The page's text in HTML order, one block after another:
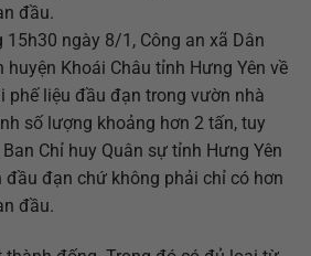
ngày 8/1, Công an xã Dân
huyện Khoái Châu tỉnh Hưng Yên về
phế liệu đầu đạn trong vườn nhà
số lượng khoảng hơn 2 tấn, tuy
Chỉ huy Quân sự tỉnh Hưng Yên
đạn chứ không phải chỉ có hơn
đầu.